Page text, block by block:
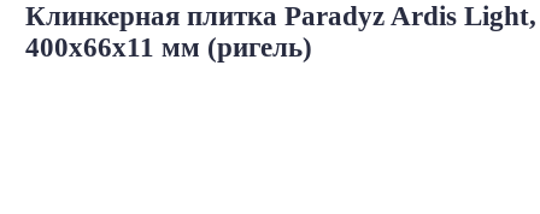
Клинкерная плитка Paradyz Ardis Light,
400x66x11 мм (ригель)